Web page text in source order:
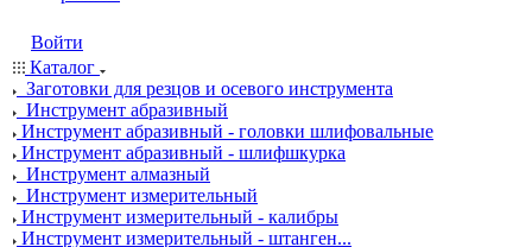
Войти
Каталог
Заготовки для резцов и осевого инструмента
Инструмент абразивный
Инструмент абразивный - головки шлифовальные
Инструмент абразивный - шлифшкурка
Инструмент алмазный
Инструмент измерительный
Инструмент измерительный - калибры
Инструмент измерительный - штанген...